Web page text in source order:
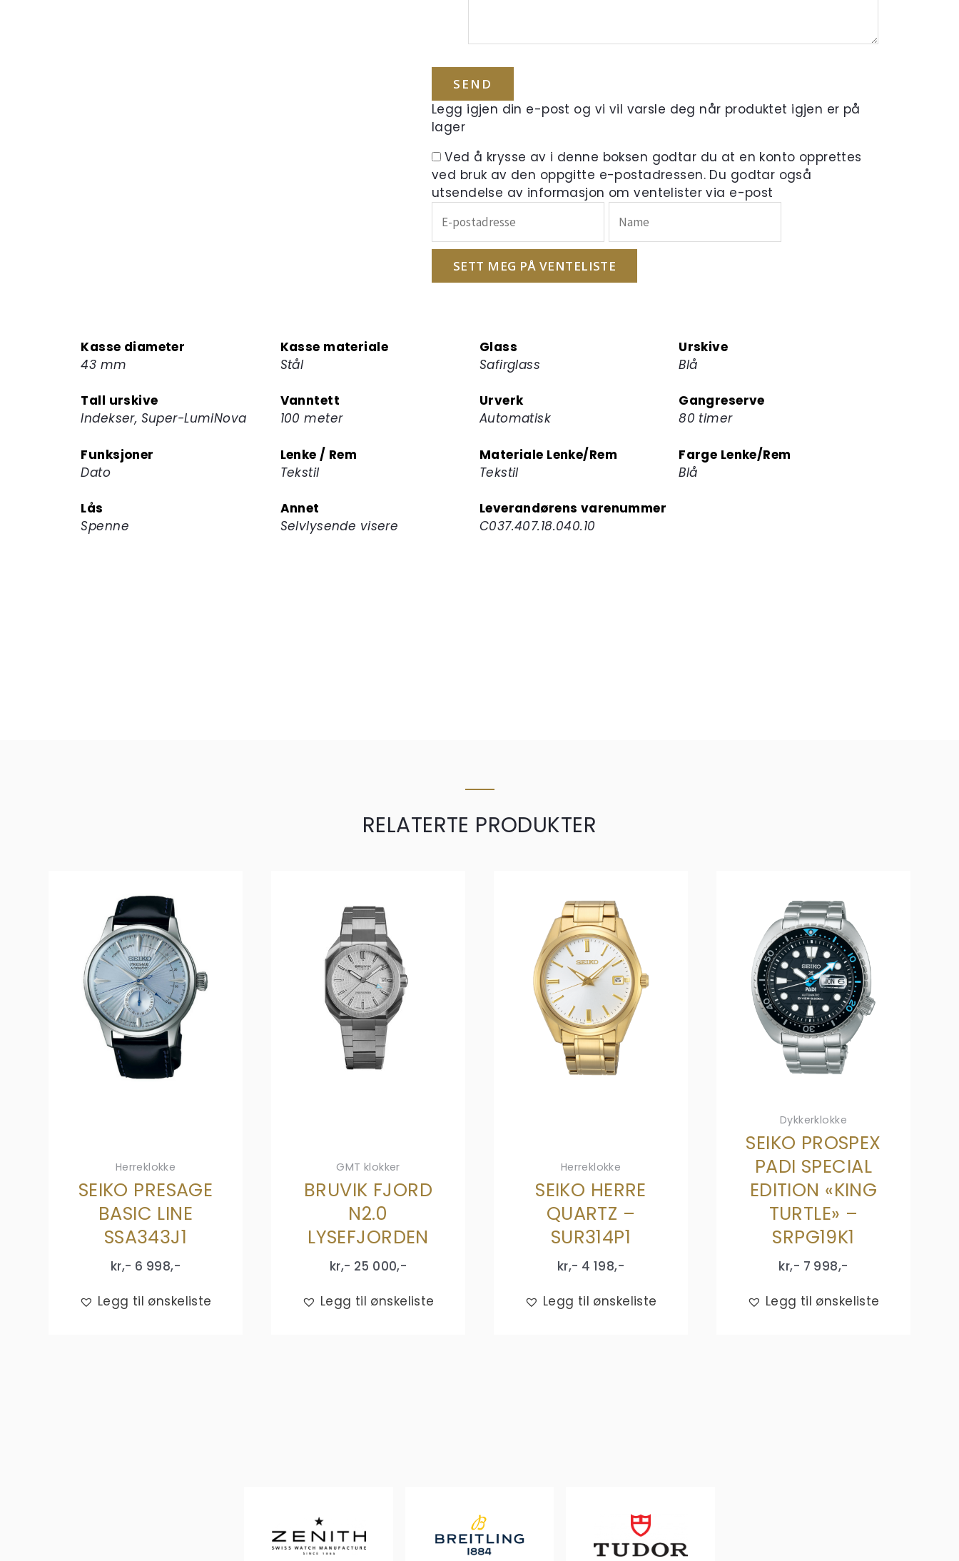
Legg igjen din e-post og vi vil varsle deg når produktet igjen er på
lager
Ved å krysse av i denne boksen godtar du at en konto opprettes
ved bruk av den oppgitte e-postadressen. Du godtar også
utsendelse av informasjon om ventelister via e-post
inn
e-
postadressen
din
SETT MEG PÅ VENTELISTE
Kasse diameter
43 mm
Kasse materiale
Stål
Glass
Safirglass
Urskive
Blå
Tall urskive
Indekser, Super-LumiNova
Vanntett
100 meter
Urverk
Automatisk
Gangreserve
80 timer
Funksjoner
Dato
Lenke / Rem
Tekstil
Materiale Lenke/Rem
Tekstil
Farge Lenke/Rem
Blå
Lås
Spenne
Annet
Selvlysende visere
Leverandørens varenummer
C037.407.18.040.10
RELATERTE PRODUKTER
Herreklokke
SEIKO PRESAGE
BASIC LINE
SSA343J1
kr,- 6 998,-
Legg til ønskeliste
GMT klokker
BRUVIK FJORD
N2.0
LYSEFJORDEN
kr,- 25 000,-
Legg til ønskeliste
Herreklokke
SEIKO HERRE
QUARTZ –
SUR314P1
kr,- 4 198,-
Legg til ønskeliste
Dykkerklokke
SEIKO PROSPEX
PADI SPECIAL
EDITION «KING
TURTLE» –
SRPG19K1
kr,- 7 998,-
Legg til ønskeliste